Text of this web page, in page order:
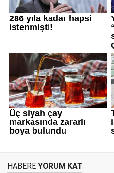
HABERE YORUM KAT